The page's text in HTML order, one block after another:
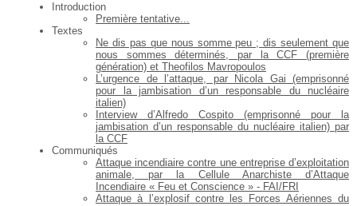
Introduction
Première tentative...
Textes
Ne dis pas que nous somme peu ; dis seulement que
nous sommes déterminés, par la CCF (première
génération) et Theofilos Mavropoulos
L’urgence de l’attaque, par Nicola Gai (emprisonné
pour la jambisation d’un responsable du nucléaire
italien)
Interview d’Alfredo Cospito (emprisonné pour la
jambisation d’un responsable du nucléaire italien) par
la CCF
Communiqués
Attaque incendiaire contre une entreprise d’exploitation
animale, par la Cellule Anarchiste d’Attaque
Incendiaire « Feu et Conscience » - FAI/FRI
Attaque à l’explosif contre les Forces Aériennes du